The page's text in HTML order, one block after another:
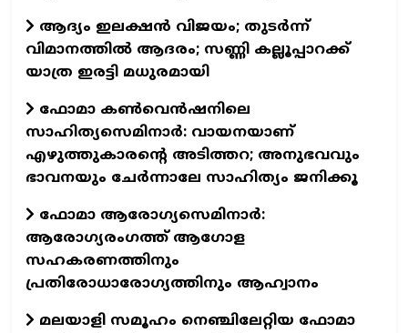
ആദ്യം ഇലക്ഷൻ വിജയം; തുടർന്ന്
വിമാനത്തിൽ ആദരം; സണ്ണി കല്ലൂപ്പാറക്ക്
യാത്ര ഇരട്ടി മധുരമായി
ഫോമാ കൺവെൻഷനിലെ
സാഹിത്യസെമിനാർ: വായനയാണ്
എഴുത്തുകാരന്റെ അടിത്തറ; അനുഭവവും
ഭാവനയും ചേർന്നാലേ സാഹിത്യം ജനിക്കൂ
ഫോമാ ആരോഗ്യസെമിനാർ:
ആരോഗ്യരംഗത്ത് ആഗോള
സഹകരണത്തിനും
പ്രതിരോധാരോഗ്യത്തിനും ആഹ്വാനം
മലയാളി സമൂഹം നെഞ്ചിലേറ്റിയ ഫോമാ